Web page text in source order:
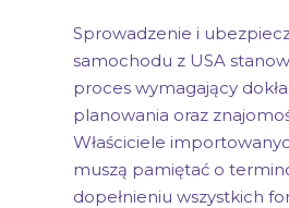
Sprowadzenie i
samochodu z USA
proces wymagający
planowania oraz
Właściciele
muszą pamiętać o
dopełnieniu wszystkich